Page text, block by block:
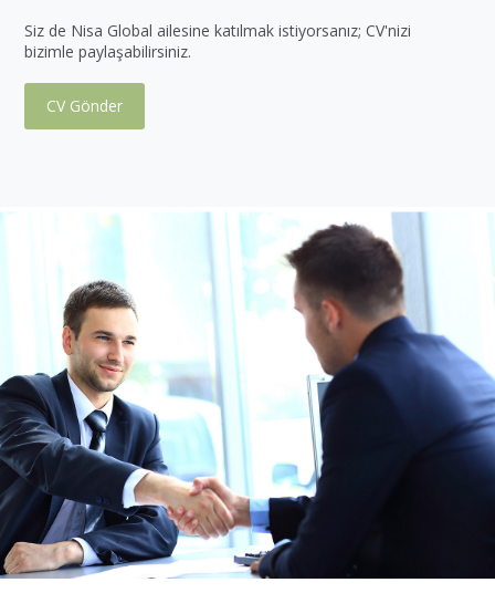
Siz de Nisa Global ailesine katılmak istiyorsanız; CV'nizi
bizimle paylaşabilirsiniz.
CV Gönder